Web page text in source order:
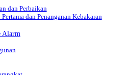
dan Perbaikan
dan Penanganan Kebakaran
Alarm